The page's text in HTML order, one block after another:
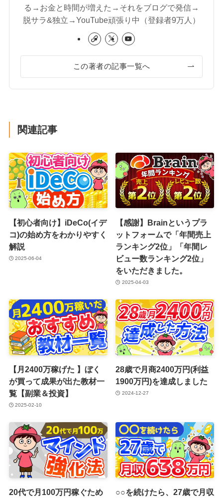
る→お金と時間が増えた→それをブログで発信→
脱サラ&独立→YouTube頑張り中（登録者9万人）
この著者の記事一覧へ
関連記事
【初心者向け】iDeCo(イデ
コ)の始め方をわかりやすく
解説
2025-06-04
【感謝】Brainというプラ
ットフォームで「年間売上
ランキング2位」「年間レ
ビュー数ランキング2位」
をいただきました。
2025-04-03
【月2400万稼げた 】ぼく
が買って成果が出た教材一
覧【副業＆投資】
2025-02-10
28歳で月商2400万円(利益
1900万円)を達成しました
2024-12-27
20代で月100万円稼ぐため ○○を続けたら、27歳で月収